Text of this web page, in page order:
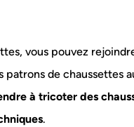
vous pouvez
patrons de chaussettes
à tricoter des
.